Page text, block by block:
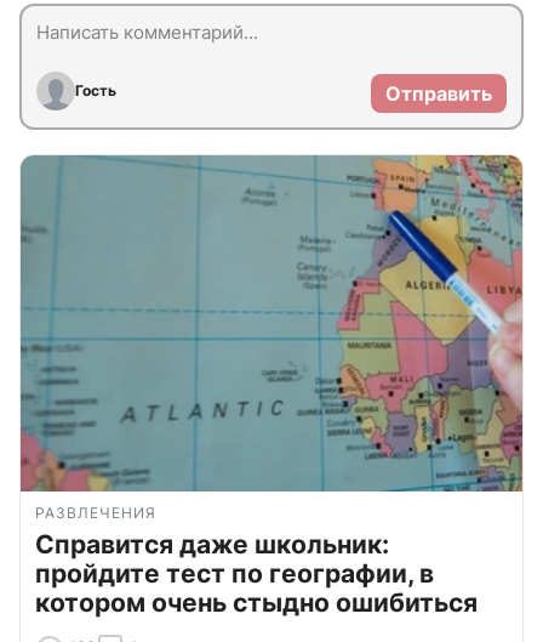
Гость Отправить
РАЗВЛЕЧЕНИЯ
Справится даже школьник:
пройдите тест по географии, в
котором очень стыдно ошибиться